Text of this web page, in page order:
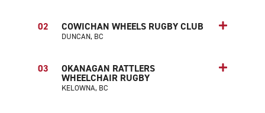
02 COWICHAN WHEELS RUGBY CLUB
DUNCAN, BC
03 OKANAGAN RATTLERS
WHEELCHAIR RUGBY
KELOWNA, BC